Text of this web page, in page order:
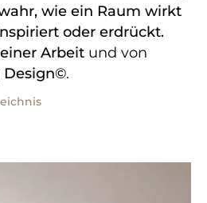
wie ein Raum wirkt
oder erdrückt.
Arbeit und von
Design©.